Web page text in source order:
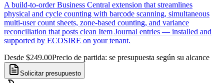
A build-to-order Business Central extension that streamlines
physical and cycle counting with barcode scanning, simultaneous
multi-user count sheets, zone-based counting, and variance
reconciliation that posts clean Item Journal entries — installed and
supported by ECOSIRE on your tenant.
Desde $249.00Precio de partida: se presupuesta según su alcance
Solicitar presupuesto